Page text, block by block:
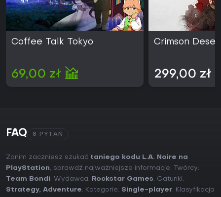
Coffee Talk Tokyo
69,00 zł
Crimson
299,00 zł
FAQ 8 PYTAŃ
Zanim zaczniesz szukać taniego kodu L.A. Noire na
PlayStation, sprawdź najważniejsze informacje. Twórcy:
Team Bondi. Wydawca: Rockstar Games. Gatunki:
Strategy, Adventure. Kategorie: Single-player. Klasyfikacja